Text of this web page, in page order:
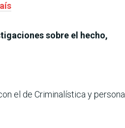
sobre el hecho,
el de Criminalística y personal